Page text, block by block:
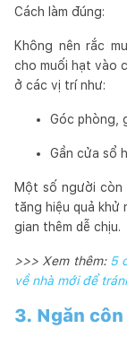
Cách làm đúng:
Không nên rắc
cho muối hạt vào
ở các vị trí như:
Góc phòng,
Gần cửa sổ
Một số người
tăng hiệu quả khử
gian thêm dễ chịu.
>>> Xem thêm: 5
về nhà mới để
3. Ngăn